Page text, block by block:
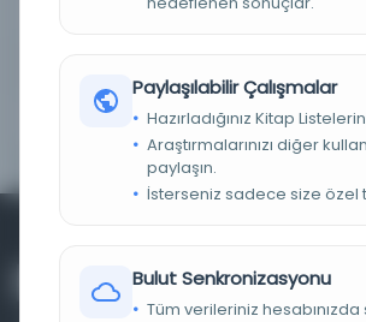
TASNIF NUMARASI/KONU 492.7 / Arap dili
YAPRAK, SATIR, SÜTUN
5a-11a yk., 19 st.
Paylaşılabilir Çalışmalar
Hazırladığınız Kitap
Araştırmalarınızı diğer
paylaşın.
İsterseniz sadece size özel
Bulut Senkronizasyonu
Tüm verileriniz hesabınızda